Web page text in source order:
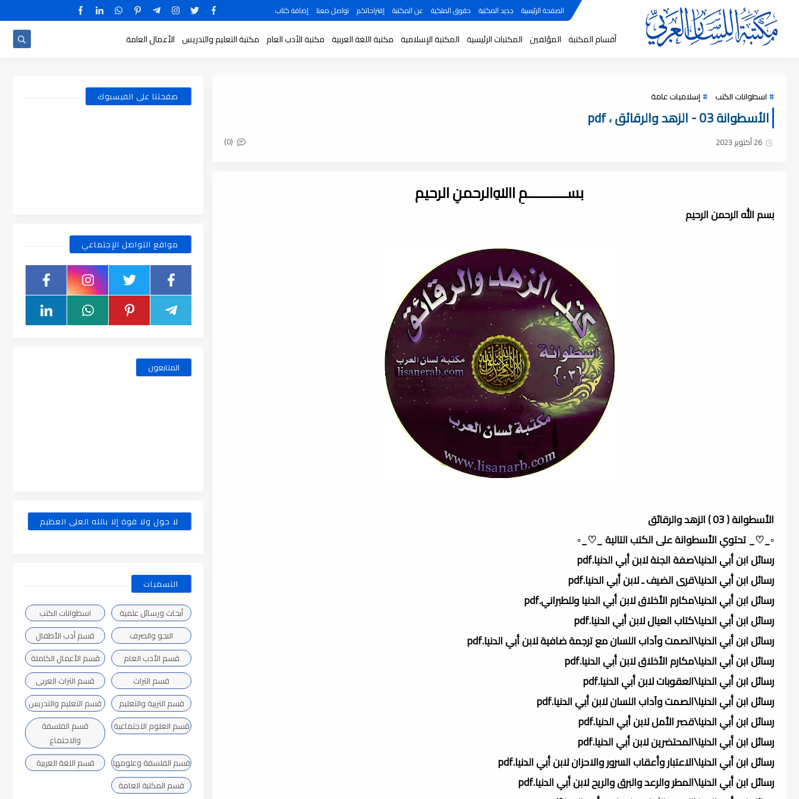
الصفحة الرئيسية جديد المكتبة حقوق الملكية عن المكتبة إقتراحاتكم تواصل معنا إضافة كتاب
أقسام المكتبة المؤلفين المكتبات الرئيسية المكتبة الإسلامية مكتبة اللغة العربية مكتبة الأدب العام مكتبة التعليم والتدريس الأعمال العامة
اسطوانات الكتب إسلاميات عامة
الأسطوانة 03 - الزهد والرقائق ، pdf
26 أكتوبر 2023 (0)
بســـــــــــمِ اﷲِالرحمنِ الرحيم
بسم الله الرحمن الرحيم
الأسطوانة ( 03 ) الزهد والرقائق
▫️_♡_ تحتوي الأسطوانة على الكتب التالية _♡_▫️
رسائل ابن أبي الدنيا\صفة الجنة لابن أبي الدنيا.pdf
رسائل ابن أبي الدنيا\قرى الضيف ـ لابن أبي الدنيا.pdf
رسائل ابن أبي الدنيا\مكارم الأخلاق لابن أبي الدنيا وللطبراني.pdf
رسائل ابن أبي الدنيا\كتاب العيال لابن أبي الدنيا.pdf
رسائل ابن أبي الدنيا\الصمت وآداب اللسان مع ترجمة ضافية لابن أبي الدنيا.pdf
رسائل ابن أبي الدنيا\مكارم الأخلاق لابن أبي الدنيا.pdf
رسائل ابن أبي الدنيا\العقوبات لابن أبي الدنيا.pdf
رسائل ابن أبي الدنيا\الصمت وآداب اللسان لابن أبي الدنيا.pdf
رسائل ابن أبي الدنيا\قصر الأمل لابن أبي الدنيا.pdf
رسائل ابن أبي الدنيا\المحتضرين لابن أبي الدنيا.pdf
رسائل ابن أبي الدنيا\الاعتبار وأعقاب السرور والاحزان لابن أبي الدنيا.pdf
رسائل ابن أبي الدنيا\المطر والرعد والبرق والريح لابن أبي الدنيا.pdf
صفحتنا على الفيسبوك
مواقع التواصل الإجتماعي
المتابعون
لا حول ولا قوة إلا بالله العلى العظيم
التسميات
أبحاث ورسائل علمية
اسطوانات الكتب
النحو والصرف
قسم أدب الأطفال
قسم الأدب العام
قسم الأعمال الكاملة
قسم التراث
قسم التراث العربى
قسم التربية والتعليم
قسم التعليم والتدريس
قسم العلوم الاجتماعية
قسم الفلسفة
والاجتماع
قسم الفلسفة وعلومها
قسم اللغة العربية
قسم المكتبة العامة